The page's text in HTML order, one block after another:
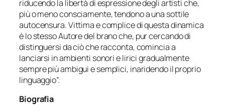
riducendo la libertà di espressione degli artisti che,
più o meno consciamente, tendono a una sottile
autocensura. Vittima e complice di questa dinamica
è lo stessoAutoredel brano che, pur cercando di
distinguersi da ciò che racconta, comincia a
lanciarsi in ambienti sonori e lirici gradualmente
sempre più ambigui e semplici, inaridendo il proprio
linguaggio”.
Biografia